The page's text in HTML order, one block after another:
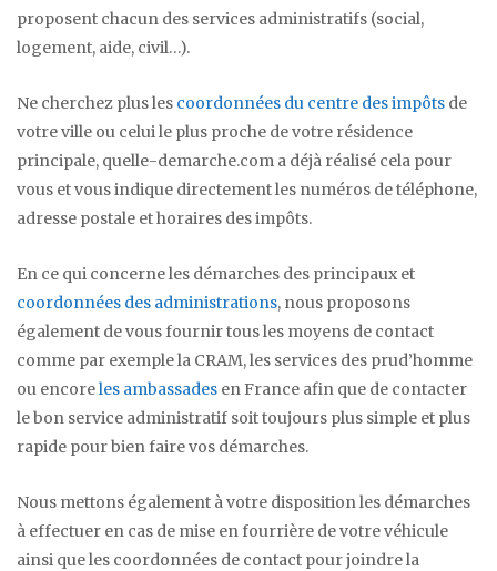
proposent chacun des services administratifs (social,
logement, aide, civil…).
Ne cherchez plus les coordonnées du centre des impôts de
votre ville ou celui le plus proche de votre résidence
principale, quelle-demarche.com a déjà réalisé cela pour
vous et vous indique directement les numéros de téléphone,
adresse postale et horaires des impôts.
En ce qui concerne les démarches des principaux et
coordonnées des administrations, nous proposons
également de vous fournir tous les moyens de contact
comme par exemple la CRAM, les services des prud’homme
ou encoreles ambassades en France afin que de contacter
le bon service administratif soit toujours plus simple et plus
rapide pour bien faire vos démarches.
Nous mettons également à votre disposition les démarches
à effectuer en cas de mise en fourrière de votre véhicule
ainsi que les coordonnées de contact pour joindre la